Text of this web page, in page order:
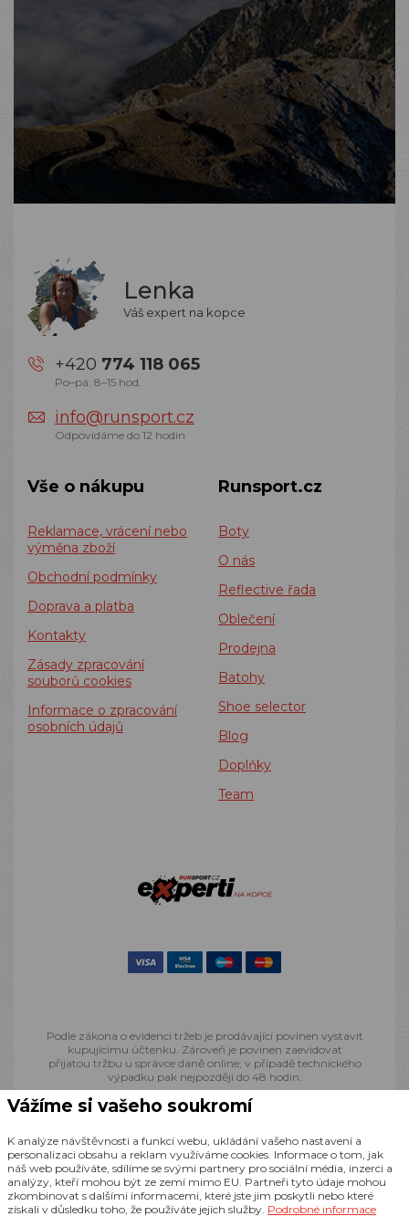
Lenka
Váš expert na kopce
+420 774 118 065
Po–pá: 8–15 hod.
info@runsport.cz
Odpovídáme do 12 hodin
Vše o nákupu
Reklamace, vrácení nebo
výměna zboží
Obchodní podmínky
Doprava a platba
Kontakty
Zásady zpracování
souborů cookies
Informace o zpracování
osobních údajů
Runsport.cz
Boty
O nás
Reflective řada
Oblečení
Prodejna
Batohy
Shoe selector
Blog
Doplňky
Team
Podle zákona o evidenci tržeb je prodávající povinen vystavit
kupujícímu účtenku. Zároveň je povinen zaevidovat
přijatou tržbu u správce daně online; v případě technického
výpadku pak nejpozději do 48 hodin.
RealizaceCZECHGROUP.cz
Vážíme si vašeho soukromí
K analýze návštěvnosti a funkcí webu, ukládání vašeho nastavení a
personalizaci obsahu a reklam využíváme cookies. Informace o tom, jak
náš web používáte, sdílíme se svými partnery pro sociální média, inzerci a
analýzy, kteří mohou být ze zemí mimo EU. Partneři tyto údaje mohou
zkombinovat s dalšími informacemi, které jste jim poskytli nebo které
získali v důsledku toho, že používáte jejich služby. Podrobné informace